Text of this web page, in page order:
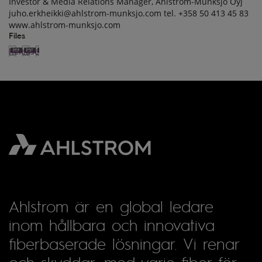
2.6.2017
juho.erkheikki@ahlstrom-munksjo.com tel. +358 50 413 45 83
www.ahlstrom-munksjo.com
Files
Release
Ahlstrom är en global ledare
inom hållbara och innovativa
fiberbaserade lösningar. Vi renar